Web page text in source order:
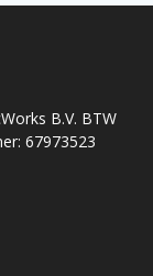
B.V. BTW
67973523